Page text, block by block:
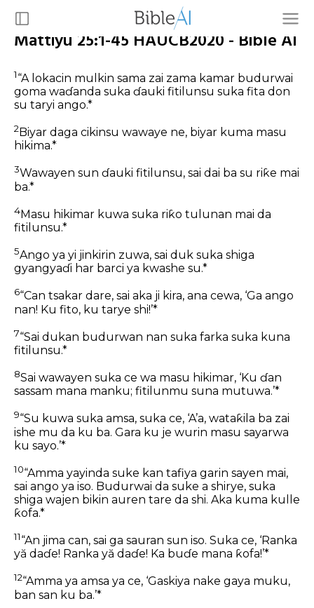
Mattiyu 25:1-45 HAUCB2020 - Bible AI
1“A lokacin mulkin sama zai zama kamar budurwai
goma waɗanda suka ɗauki fitilunsu suka fita don
su taryi ango.*
2 Biyar daga cikinsu wawaye ne, biyar kuma masu
hikima.*
3Wawayen sun ɗauki fitilunsu, sai dai ba su riƙe mai
ba.*
4Masu hikimar kuwa suka riƙo tulunan mai da
fitilunsu.*
5Ango ya yi jinkirin zuwa, sai duk suka shiga
gyangyaɗi har barci ya kwashe su.*
6“Can tsakar dare, sai aka ji kira, ana cewa, ‘Ga ango
nan! Ku fito, ku tarye shi!’*
7“Sai dukan budurwan nan suka farka suka kuna
fitilunsu.*
8Sai wawayen suka ce wa masu hikimar, ‘Ku ɗan
sassam mana manku; fitilunmu suna mutuwa.’*
9“Su kuwa suka amsa, suka ce, ‘A’a, wataƙila ba zai
ishe mu da ku ba. Gara ku je wurin masu sayarwa
ku sayo.’*
10“Amma yayinda suke kan tafiya garin sayen mai,
sai ango ya iso. Budurwai da suke a shirye, suka
shiga wajen bikin auren tare da shi. Aka kuma kulle
ƙofa.*
11“An jima can, sai ga sauran sun iso. Suka ce, ‘Ranka
yă daɗe! Ranka yă daɗe! Ka buɗe mana ƙofa!’*
12“Amma ya amsa ya ce, ‘Gaskiya nake gaya muku,
ban san ku ba.’*